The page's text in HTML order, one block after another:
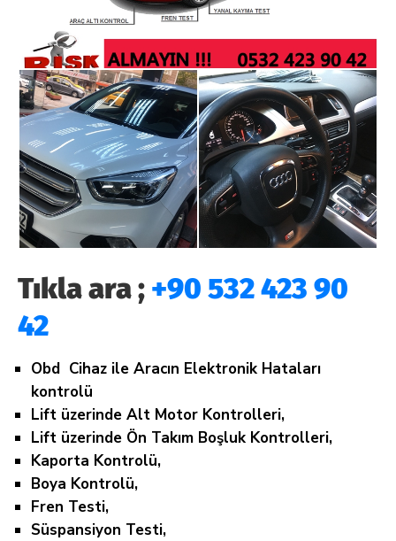
Tıkla ara ; +90 532 423 90
42
Obd Cihaz ile Aracın Elektronik Hataları
kontrolü
Lift üzerinde Alt Motor Kontrolleri,
Lift üzerinde Ön Takım Boşluk Kontrolleri,
Kaporta Kontrolü,
Boya Kontrolü,
Fren Testi,
Süspansiyon Testi,